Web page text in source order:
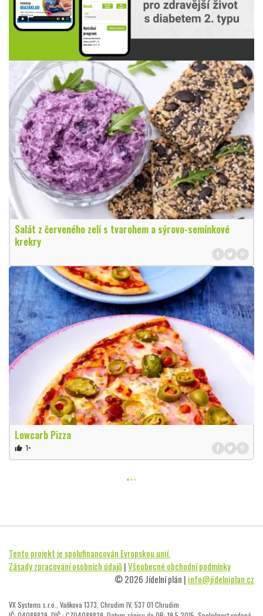
Salát z červeného zelí s tvarohem a sýrovo-semínkové
krekry
Lowcarb Pizza
thumb_up 1×
Tento projekt je spolufinancován Evropskou unií.
Zásady zpracování osobních údajů |Všeobecné obchodní podmínky
© 2026 Jídelní plán | info@jidelniplan.cz
VX Systems s.r.o., Vaňkova 1373, Chrudim IV, 537 01 Chrudim